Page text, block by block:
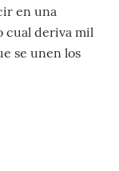
en una
cual deriva mil
se unen los